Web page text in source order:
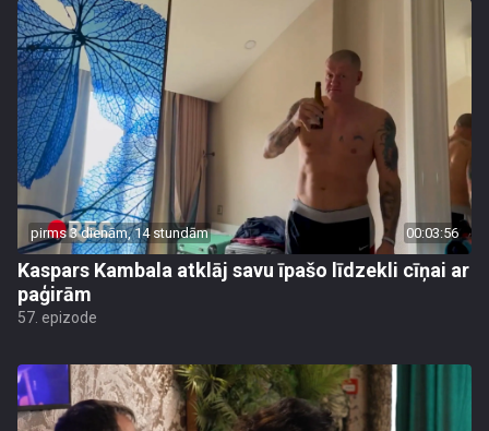
pirms 3 dienām, 14 stundām 00:03:56
Kaspars Kambala atklāj savu īpašo līdzekli cīņai ar
paģirām
57. epizode